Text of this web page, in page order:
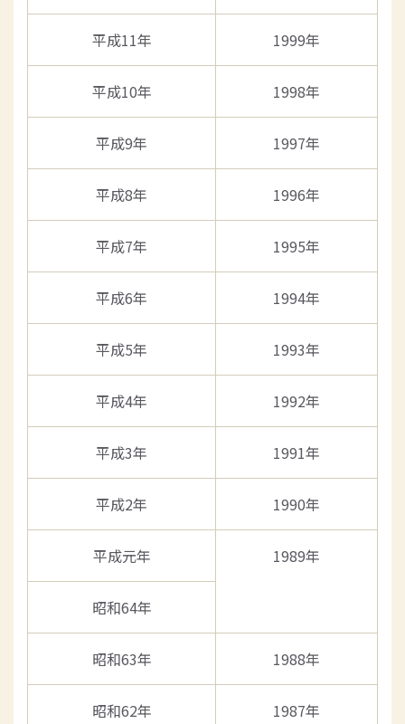
平成11年 1999年
平成10年 1998年
平成9年 1997年
平成8年 1996年
平成7年 1995年
平成6年 1994年
平成5年 1993年
平成4年 1992年
平成3年 1991年
平成2年 1990年
平成元年 1989年
昭和64年
昭和63年 1988年
昭和62年 1987年